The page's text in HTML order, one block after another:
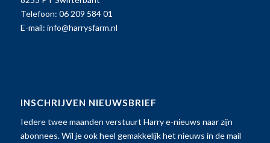
Telefoon: 06 209 584 01
E-mail: info@harrysfarm.nl
INSCHRIJVEN NIEUWSBRIEF
Iedere twee maanden verstuurt Harry e-nieuws naar zijn
abonnees. Wil je ook heel gemakkelijk het nieuws in de mail